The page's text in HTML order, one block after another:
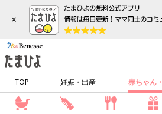
×
TOP 妊娠・出産 赤ちゃん